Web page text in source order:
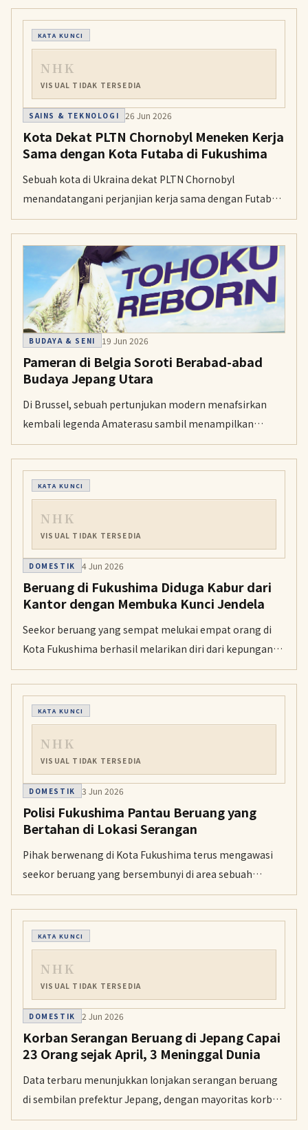
yang lembut, berair, dan aromanya yang kuat.
KATA KUNCI
NHK
VISUAL TIDAK TERSEDIA
SAINS & TEKNOLOGI 26 Jun 2026
Kota Dekat PLTN Chornobyl Meneken Kerja
Sama dengan Kota Futaba di Fukushima
Sebuah kota di Ukraina dekat PLTN Chornobyl
menandatangani perjanjian kerja sama dengan Futaba
Town di Jepang, yang terdampak kecelakaan nuklir
Fukushima Daiichi. Kedua kota akan bertukar
pengalaman pemulihan, lingkungan, dan energi
terbarukan.
BUDAYA & SENI 19 Jun 2026
Pameran di Belgia Soroti Berabad-abad
Budaya Jepang Utara
Di Brussel, sebuah pertunjukan modern menafsirkan
kembali legenda Amaterasu sambil menampilkan
kimono antik dan kerajinan tradisional Jepang. Acara ini
menyoroti budaya Tohoku serta upaya melestarikannya
di tengah pemulihan dari gempa Besar Jepang Timur
2011.
KATA KUNCI
NHK
VISUAL TIDAK TERSEDIA
DOMESTIK 4 Jun 2026
Beruang di Fukushima Diduga Kabur dari
Kantor dengan Membuka Kunci Jendela
Seekor beruang yang sempat melukai empat orang di
Kota Fukushima berhasil melarikan diri dari kepungan
petugas, diduga dengan cara membuka kunci jendela
kantor tempatnya bersembunyi.
KATA KUNCI
NHK
VISUAL TIDAK TERSEDIA
DOMESTIK 3 Jun 2026
Polisi Fukushima Pantau Beruang yang
Bertahan di Lokasi Serangan
Pihak berwenang di Kota Fukushima terus mengawasi
seekor beruang yang bersembunyi di area sebuah
perusahaan setelah melukai empat orang pada Selasa
pagi.
KATA KUNCI
NHK
VISUAL TIDAK TERSEDIA
DOMESTIK 2 Jun 2026
Korban Serangan Beruang di Jepang Capai
23 Orang sejak April, 3 Meninggal Dunia
Data terbaru menunjukkan lonjakan serangan beruang
di sembilan prefektur Jepang, dengan mayoritas korban
diserang saat mencari tanaman liar di pegunungan